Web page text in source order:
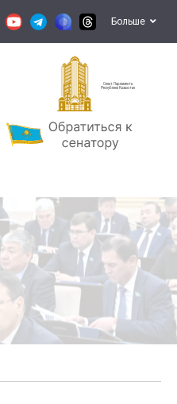
Больше
Сенат Парламента
Республики Казахстан